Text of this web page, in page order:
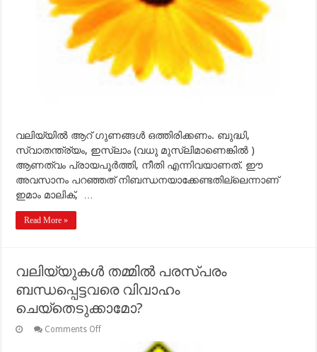
വലിയ്യില്‍ ആറ് ഗുണങ്ങള്‍ ഒത്തിരിക്കണം. ബുദ്ധി,
സ്വാതന്ത്ര്യം, ഇസ്ലാം (വധു മുസ്ലിമാണെങ്കില്‍ )
ആണത്വം പ്രായപൂര്‍ത്തി, നീതി എന്നിവയാണത്. ഈ
അവസാനം പറഞ്ഞത് നിബന്ധനയാക്കേണ്ടതില്ലെന്നാണ്
ഇമാം മാലിക്, …
Read More »
വലിയ്യുകള്‍ തമ്മില്‍ പരസ്പരം
ബന്ധപ്പെട്ടവരെ വിവാഹം
ചെയ്‌തെടുക്കാമോ?
Comments Offon